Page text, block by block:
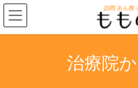
コ
ン
テ
ナ
ビ
ゲ
治療院